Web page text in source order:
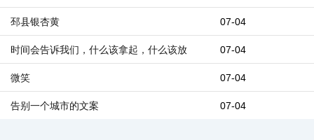
07-04
邳县银杏黄
07-04
时间会告诉我们，什么该拿起，什么该放
07-04
微笑
07-04
告别一个城市的文案